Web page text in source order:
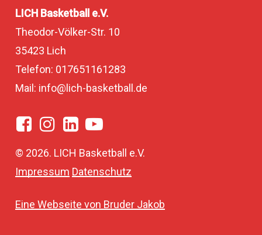
LICH Basketball e.V.
Theodor-Völker-Str. 10
35423 Lich
Telefon: 017651161283
Mail: info@lich-basketball.de
© 2026. LICH Basketball e.V.
Impressum Datenschutz
Eine Webseite von Bruder Jakob